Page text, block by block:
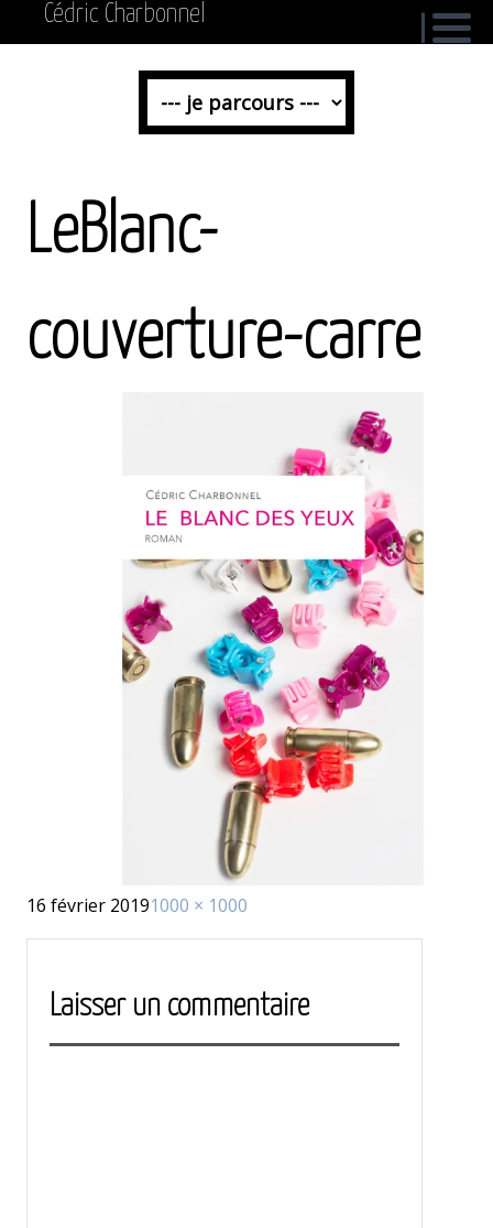
Cédric Charbonnel
LeBlanc-
couverture-carre
Publié
16 février 2019Taille
1000 × 1000
Laisser un commentaire